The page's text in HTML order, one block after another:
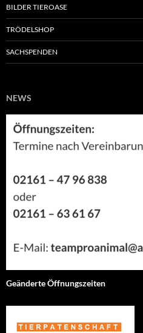
BILDER TIEROASE
TRÖDELSHOP
SACHSPENDEN
NEWS
Geänderte Öffnungszeiten